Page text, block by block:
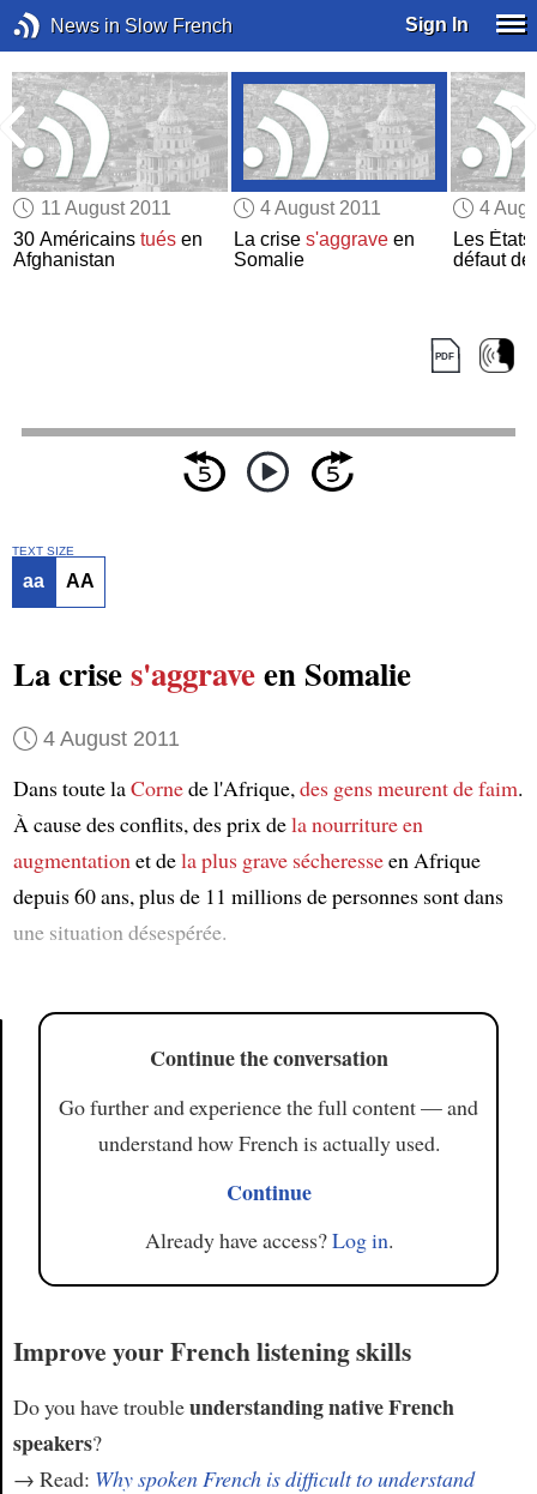
News in Slow French Sign In
11 August 2011
30 Américainstués en
Afghanistan
4 August 2011
La crise s'aggraveen
Somalie
4
Les
défaut
TEXT SIZE
aa AA
La crises'aggraveen Somalie
4 August 2011
Dans toute laCornede l'Afrique,des gensmeurent de faim.
À cause des conflits, des prix dela nourritureen
augmentationet dela plus grave sécheresseen Afrique
depuis 60 ans, plus de 11 millions de personnes sont dans
une situation désespérée.
Continue the conversation
Go further and experience the full content — and
understand how French is actually used.
Continue
Already have access?Log in.
Improve your French listening skills
Do you have troubleunderstanding native French
speakers?
→ Read: Why spoken French is difficult to understand